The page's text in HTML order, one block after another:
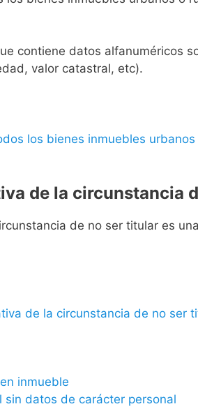
contiene datos alfanuméricos
valor catastral, etc).
los bienes inmuebles
de la circunstancia
de no ser titular es
de la circunstancia de no ser
inmueble
datos de carácter personal